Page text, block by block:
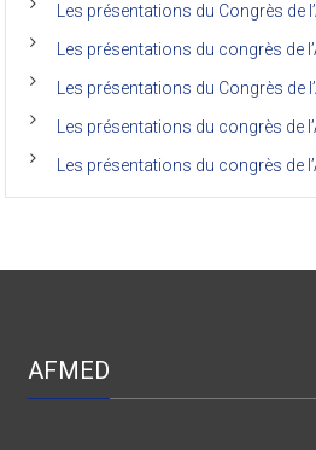
(Afmed/Unikin)
vécu
Les présentations du Congrès de
Les présentations du congrès de
Les présentations du Congrès de
Les présentations du congrès de
Les présentations du congrès de
AFMED